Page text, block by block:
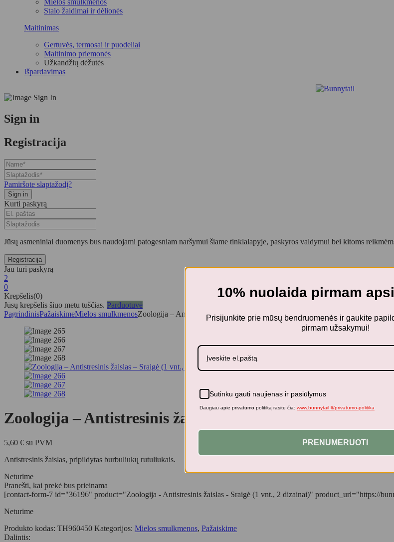
Mielos smulkmenos
Stalo žaidimai ir dėlionės
Maitinimas
Gertuvės, termosai ir puodeliai
Maitinimo priemonės
Užkandžių dėžutės
Išpardavimas
Sign in
Registracija
Pamiršote slaptažodį?
Kurti paskyrą
Jūsų asmeniniai duomenys bus naudojami patogesniam naršymui šiame tinklalapyje, paskyros valdymui bei kitoms
Jau turi paskyrą
2
0
Krepšelis(0)
Jūsų krepšelis šiuo metu tuščias. Parduotuvė
PagrindinisPažaiskimeMielos smulkmenosZoologija – Antistresinis žaislas – Sraigė (1 vnt., 2 dizainai)
Zoologija – Antistresinis žaislas – Sraigė (1 vnt., 2
5,60 € su PVM
Antistresinis žaislas, pripildytas burbuliukų rutuliukais.
Neturime
Pranešti, kai prekė bus prieinama
[contact-form-7 id="36196" product="Zoologija - Antistresinis žaislas - Sraigė (1 vnt., 2 dizainai)" product_url="https://
Neturime
Produkto kodas: TH960450 Kategorijos: Mielos smulkmenos, Pažaiskime
Dalintis:
10% nuolaida pirmam
Prisijunkite prie mūsų bendruomenės ir gaukite
pirmam užsakymui!
Sutinku gauti naujienas ir pasiūlymus
Daugiau apie privatumo politiką rasite čia: www.bunnytail.lt/privatumo-politika
PRENUMERUOTI